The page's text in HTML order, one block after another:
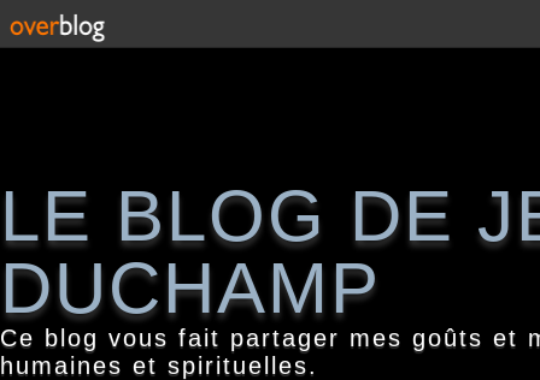
LE BLOG DE
DUCHAMP
Ce blog vous fait partager mes goûts et
humaines et spirituelles.